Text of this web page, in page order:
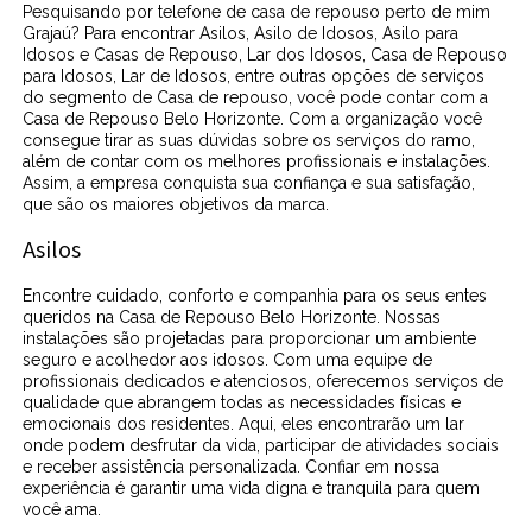
Pesquisando por telefone de casa de repouso perto de mim
Grajaú? Para encontrar Asilos, Asilo de Idosos, Asilo para
Idosos e Casas de Repouso, Lar dos Idosos, Casa de Repouso
para Idosos, Lar de Idosos, entre outras opções de serviços
do segmento de Casa de repouso, você pode contar com a
Casa de Repouso Belo Horizonte. Com a organização você
consegue tirar as suas dúvidas sobre os serviços do ramo,
além de contar com os melhores profissionais e instalações.
Assim, a empresa conquista sua confiança e sua satisfação,
que são os maiores objetivos da marca.
Asilos
Encontre cuidado, conforto e companhia para os seus entes
queridos na Casa de Repouso Belo Horizonte. Nossas
instalações são projetadas para proporcionar um ambiente
seguro e acolhedor aos idosos. Com uma equipe de
profissionais dedicados e atenciosos, oferecemos serviços de
qualidade que abrangem todas as necessidades físicas e
emocionais dos residentes. Aqui, eles encontrarão um lar
onde podem desfrutar da vida, participar de atividades sociais
e receber assistência personalizada. Confiar em nossa
experiência é garantir uma vida digna e tranquila para quem
você ama.